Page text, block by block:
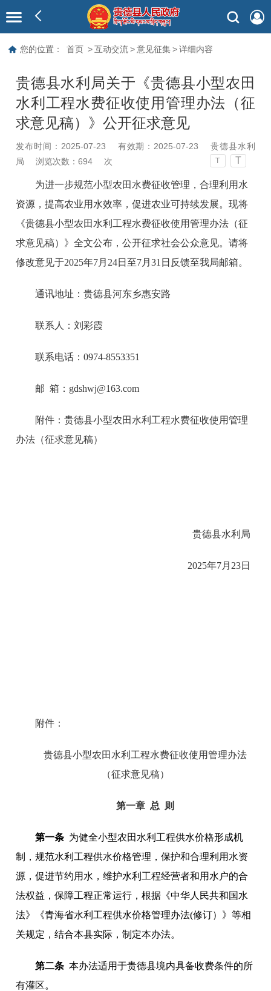
您的位置： 首页 > 互动交流 > 意见征集 > 详细内容
贵德县水利局关于《贵德县小型农田
水利工程水费征收使用管理办法（征
求意见稿）》公开征求意见
发布时间：2025-07-23 有效期：2025-07-23
贵德县水利
局
浏览次数：694 次 T T
为进一步规范小型农田水费征收管理，合理利用水
资源，提高农业用水效率，促进农业可持续发展。现将
《贵德县小型农田水利工程水费征收使用管理办法（征
求意见稿）》全文公布，公开征求社会公众意见。请将
修改意见于2025年7月24日至7月31日反馈至我局邮箱。
通讯地址：贵德县河东乡惠安路
联系人：刘彩霞
联系电话：0974-8553351
邮 箱：gdshwj@163.com
附件：贵德县小型农田水利工程水费征收使用管理
办法（征求意见稿）
贵德县水利局
2025年7月23日
附件：
贵德县小型农田水利工程水费征收使用管理办法
（征求意见稿）
第一章 总 则
第一条 为健全小型农田水利工程供水价格形成机
制，规范水利工程供水价格管理，保护和合理利用水资
源，促进节约用水，维护水利工程经营者和用水户的合
法权益，保障工程正常运行，根据《中华人民共和国水
法》《青海省水利工程供水价格管理办法(修订）》等相
关规定，结合本县实际，制定本办法。
第二条 本办法适用于贵德县境内具备收费条件的所
有灌区。